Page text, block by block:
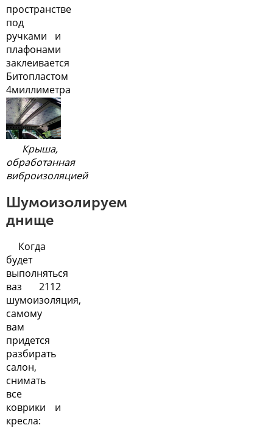
пространстве
под
ручками и
плафонами
заклеивается
Битопластом
4миллиметра
Крыша,
обработанная
виброизоляцией
Шумоизолируем
днище
Когда
будет
выполняться
ваз 2112
шумоизоляция,
самому
вам
придется
разбирать
салон,
снимать
все
коврики и
кресла: